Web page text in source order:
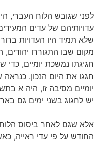
לפני שגובש הלוח העברי,
עדויותיהם של עדים
שלא תמיד היו העדויות
מקום שבו התגוררו יהודים,
חגיגתו נמשכת יומיים,
חגגו את היום הנכון.
יומיים מסיבה זו, היה א
יש לחגוג בשני ימים גם
אלא שגם לאחר ביסוס הלוח
החודש על פי עדי ראייה,